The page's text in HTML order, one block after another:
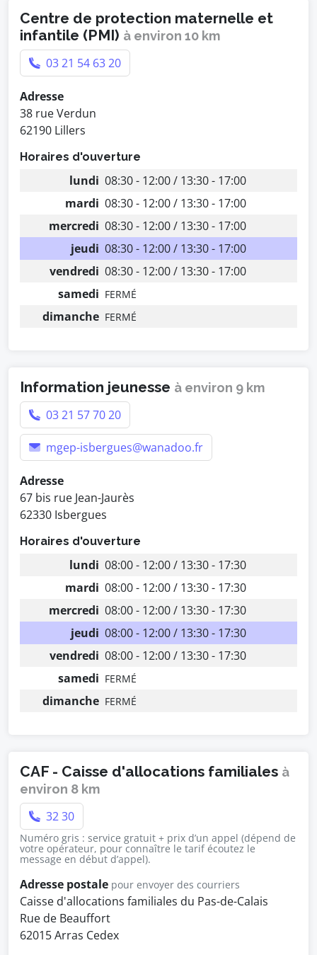
Centre de protection maternelle et
infantile (PMI) à environ 10 km
03 21 54 63 20
Adresse
38 rue Verdun
62190 Lillers
Horaires d'ouverture
lundi 08:30 - 12:00 / 13:30 - 17:00
mardi 08:30 - 12:00 / 13:30 - 17:00
mercredi 08:30 - 12:00 / 13:30 - 17:00
jeudi 08:30 - 12:00 / 13:30 - 17:00
vendredi 08:30 - 12:00 / 13:30 - 17:00
samedi FERMÉ
dimanche FERMÉ
Information jeunesse à environ 9 km
03 21 57 70 20
mgep-isbergues@wanadoo.fr
Adresse
67 bis rue Jean-Jaurès
62330 Isbergues
Horaires d'ouverture
lundi 08:00 - 12:00 / 13:30 - 17:30
mardi 08:00 - 12:00 / 13:30 - 17:30
mercredi 08:00 - 12:00 / 13:30 - 17:30
jeudi 08:00 - 12:00 / 13:30 - 17:30
vendredi 08:00 - 12:00 / 13:30 - 17:30
samedi FERMÉ
dimanche FERMÉ
CAF - Caisse d'allocations familiales à
environ 8 km
32 30
Numéro gris : service gratuit + prix d’un appel (dépend de
votre opérateur, pour connaître le tarif écoutez le
message en début d’appel).
Adresse postale pour envoyer des courriers
Caisse d'allocations familiales du Pas-de-Calais
Rue de Beauffort
62015 Arras Cedex